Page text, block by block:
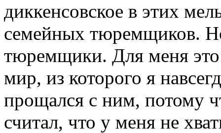
диккенсовское в этих
семейных тюремщиков.
тюремщики. Для меня
мир, из которого я
прощался с ним, потому
считал, что у меня не